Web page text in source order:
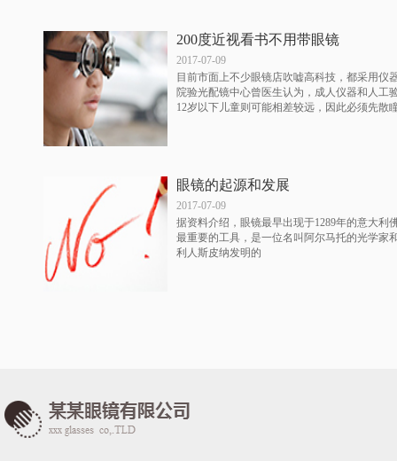
200度近视看书不用带眼镜
2017-07-09
目前市面上不少眼镜店吹嘘高科技，都采用仪
院验光配镜中心曾医生认为，成人仪器和人工
12岁以下儿童则可能相差较远，因此必须先散
眼镜的起源和发展
2017-07-09
据资料介绍，眼镜最早出现于1289年的意大利
最重要的工具，是一位名叫阿尔马托的光学家
利人斯皮纳发明的